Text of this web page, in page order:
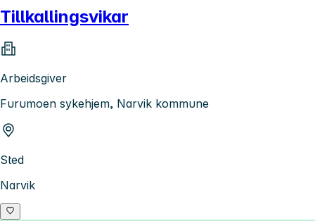
Tillkallingsvikar
Arbeidsgiver
Furumoen sykehjem, Narvik kommune
Sted
Narvik